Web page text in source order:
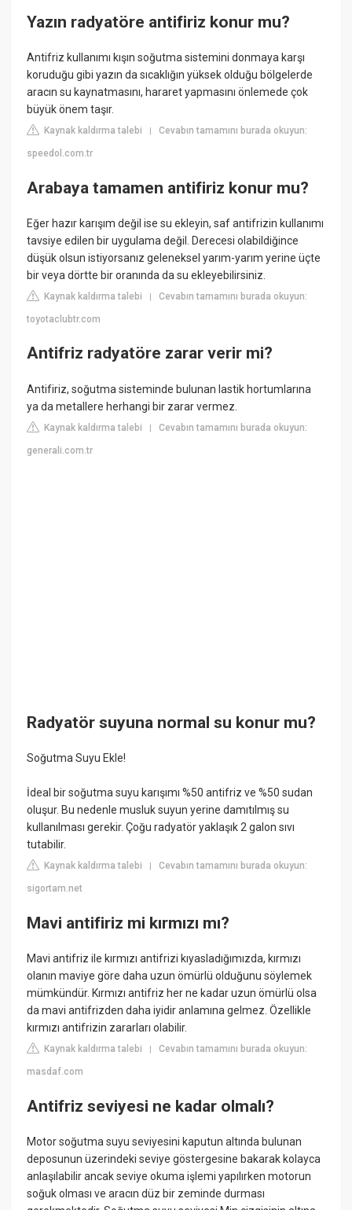
Yazın radyatöre antifiriz konur mu?
Antifriz kullanımı kışın soğutma sistemini donmaya karşı
koruduğu gibi yazın da sıcaklığın yüksek olduğu bölgelerde
aracın su kaynatmasını, hararet yapmasını önlemede çok
büyük önem taşır.
Kaynak kaldırma talebi |Cevabın tamamını burada okuyun:
speedol.com.tr
Arabaya tamamen antifiriz konur mu?
Eğer hazır karışım değil ise su ekleyin, saf antifrizin kullanımı
tavsiye edilen bir uygulama değil. Derecesi olabildiğince
düşük olsun istiyorsanız geleneksel yarım-yarım yerine üçte
bir veya dörtte bir oranında da su ekleyebilirsiniz.
Kaynak kaldırma talebi |Cevabın tamamını burada okuyun:
toyotaclubtr.com
Antifriz radyatöre zarar verir mi?
Antifiriz, soğutma sisteminde bulunan lastik hortumlarına
ya da metallere herhangi bir zarar vermez.
Kaynak kaldırma talebi |Cevabın tamamını burada okuyun:
generali.com.tr
Radyatör suyuna normal su konur mu?
Soğutma Suyu Ekle!
İdeal bir soğutma suyu karışımı %50 antifriz ve %50 sudan
oluşur. Bu nedenle musluk suyun yerine damıtılmış su
kullanılması gerekir. Çoğu radyatör yaklaşık 2 galon sıvı
tutabilir.
Kaynak kaldırma talebi |Cevabın tamamını burada okuyun:
sigortam.net
Mavi antifiriz mi kırmızı mı?
Mavi antifriz ile kırmızı antifrizi kıyasladığımızda, kırmızı
olanın maviye göre daha uzun ömürlü olduğunu söylemek
mümkündür. Kırmızı antifriz her ne kadar uzun ömürlü olsa
da mavi antifrizden daha iyidir anlamına gelmez. Özellikle
kırmızı antifrizin zararları olabilir.
Kaynak kaldırma talebi |Cevabın tamamını burada okuyun:
masdaf.com
Antifriz seviyesi ne kadar olmalı?
Motor soğutma suyu seviyesini kaputun altında bulunan
deposunun üzerindeki seviye göstergesine bakarak kolayca
anlaşılabilir ancak seviye okuma işlemi yapılırken motorun
soğuk olması ve aracın düz bir zeminde durması